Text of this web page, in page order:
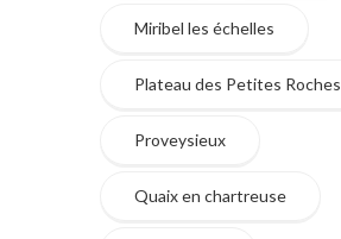
Miribel les échelles
Plateau des Petites Roches
Proveysieux
Quaix en chartreuse